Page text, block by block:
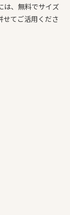
は、無料でサイズ
せてご活用くださ